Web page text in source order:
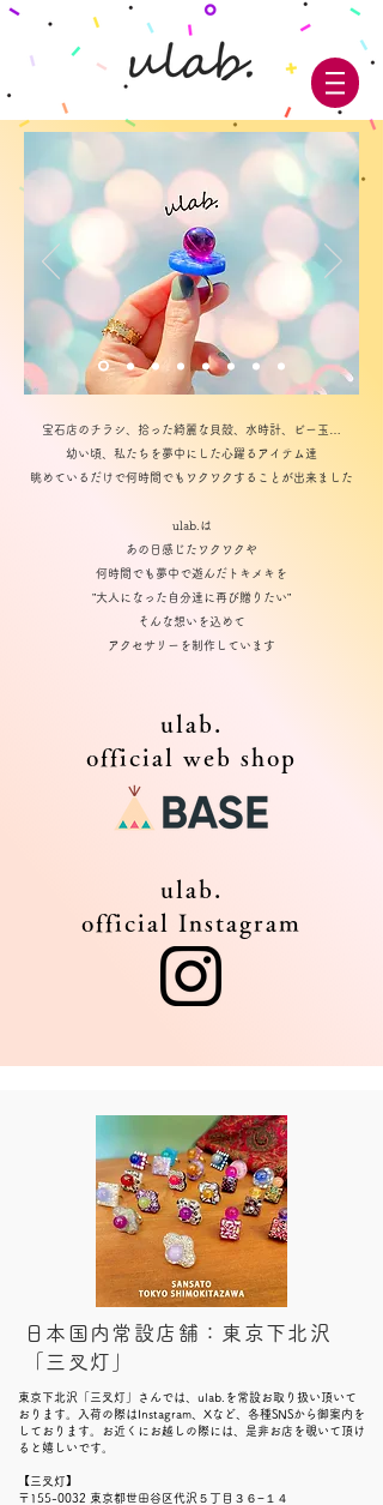
宝石店のチラシ、拾った綺麗な貝殻、水時計、ビー玉…
幼い頃、私たちを夢中にした心躍るアイテム達
眺めているだけで何時間でもワクワクすることが出来ました
ulab.は
あの日感じたワクワクや
何時間でも夢中で遊んだトキメキを
”大人になった自分達に再び贈りたい”
そんな想いを込めて
アクセサリーを制作しています
ulab.
official web shop
ulab.
official Instagram
日本国内常設店舗：東京下北沢
「三叉灯」
東京下北沢「三叉灯」さんでは、ulab.を常設お取り扱い頂いて
おります。入荷の際はInstagram、Xなど、各種SNSから御案内を
しております。お近くにお越しの際には、是非お店を覗いて頂け
ると嬉しいです。
​ 【三叉灯】
〒155-0032 東京都世田谷区代沢５丁目３６−１４